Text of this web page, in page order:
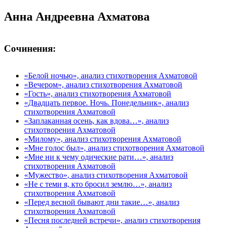
Анна Андреевна Ахматова
Сочинения:
«Белой ночью», анализ стихотворения Ахматовой
«Вечером», анализ стихотворения Ахматовой
«Гость», анализ стихотворения Ахматовой
«Двадцать первое. Ночь. Понедельник», анализ
стихотворения Ахматовой
«Заплаканная осень, как вдова…», анализ
стихотворения Ахматовой
«Милому», анализ стихотворения Ахматовой
«Мне голос был», анализ стихотворения Ахматовой
«Мне ни к чему одические рати…», анализ
стихотворения Ахматовой
«Мужество», анализ стихотворения Ахматовой
«Не с теми я, кто бросил землю…», анализ
стихотворения Ахматовой
«Перед весной бывают дни такие…», анализ
стихотворения Ахматовой
«Песня последней встречи», анализ стихотворения